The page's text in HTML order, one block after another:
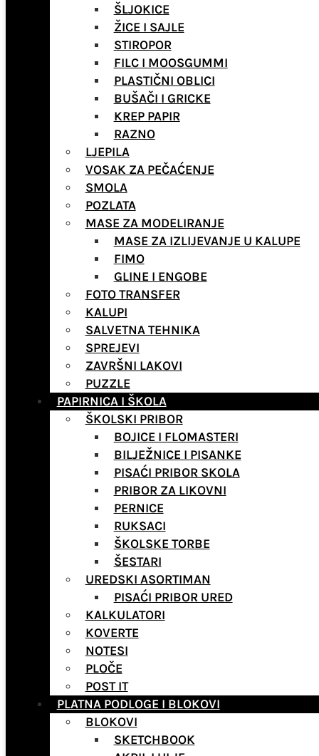
ŠLJOKICE
ŽICE I SAJLE
STIROPOR
FILC I MOOSGUMMI
PLASTIČNI OBLICI
BUŠAČI I GRICKE
KREP PAPIR
RAZNO
LJEPILA
VOSAK ZA PEČAĆENJE
SMOLA
POZLATA
MASE ZA MODELIRANJE
MASE ZA IZLIJEVANJE U KALUPE
FIMO
GLINE I ENGOBE
FOTO TRANSFER
KALUPI
SALVETNA TEHNIKA
SPREJEVI
ZAVRŠNI LAKOVI
PUZZLE
PAPIRNICA I ŠKOLA
ŠKOLSKI PRIBOR
BOJICE I FLOMASTERI
BILJEŽNICE I PISANKE
PISAĆI PRIBOR SKOLA
PRIBOR ZA LIKOVNI
PERNICE
RUKSACI
ŠKOLSKE TORBE
ŠESTARI
UREDSKI ASORTIMAN
PISAĆI PRIBOR URED
KALKULATORI
KOVERTE
NOTESI
PLOČE
POST IT
PLATNA PODLOGE I BLOKOVI
BLOKOVI
SKETCHBOOK